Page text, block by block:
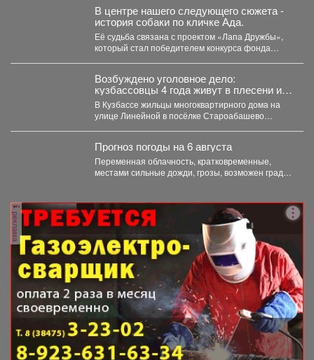
В центре нашего следующего сюжета -
история собаки по кличке Ада.
Её судьба связана с проектом «Лапа Дружбы»,
который стал победителем конкурса фонда
Возбуждено уголовное дело:
кузбассовцы 4 года живут в плесени и
ждут помощи
В Кузбассе жильцы многоквартирного дома на
улице Линейной в посёлке Староабашево
Прогноз погоды на 6 августа
Переменная облачность, кратковременные,
местами сильные дожди, грозы, возможен град.
реклама